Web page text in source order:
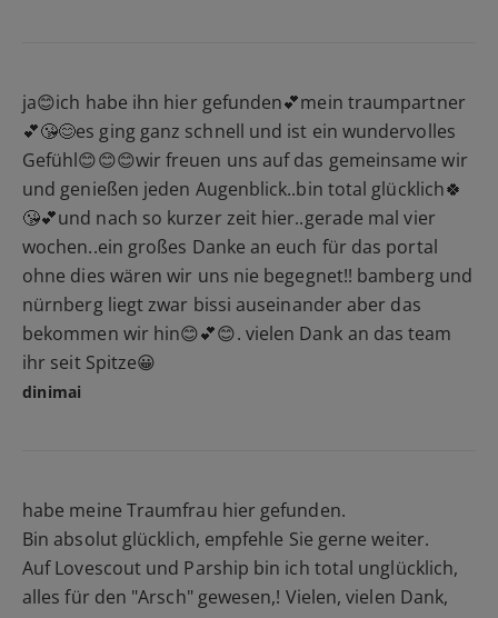
ja😊ich habe ihn hier gefunden💕mein traumpartner
💕😘😊es ging ganz schnell und ist ein wundervolles
Gefühl😊😊😊wir freuen uns auf das gemeinsame wir
und genießen jeden Augenblick..bin total glücklich🍀
😘💕und nach so kurzer zeit hier..gerade mal vier
wochen..ein großes Danke an euch für das portal
ohne dies wären wir uns nie begegnet!! bamberg und
nürnberg liegt zwar bissi auseinander aber das
bekommen wir hin😊💕😊. vielen Dank an das team
ihr seit Spitze😀
dinimai
habe meine Traumfrau hier gefunden.
Bin absolut glücklich, empfehle Sie gerne weiter.
Auf Lovescout und Parship bin ich total unglücklich,
alles für den "Arsch" gewesen,! Vielen, vielen Dank,